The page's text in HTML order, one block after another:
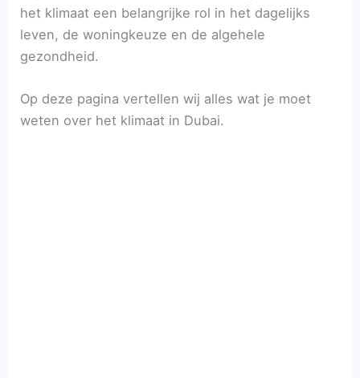
het klimaat een belangrijke rol in het dagelijks
leven, de woningkeuze en de algehele
gezondheid.
Op deze pagina vertellen wij alles wat je moet
weten over het klimaat in Dubai.